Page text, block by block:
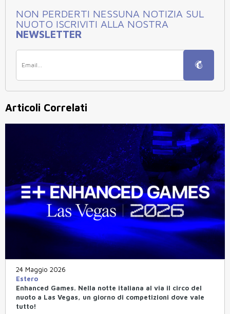
NON PERDERTI NESSUNA NOTIZIA SUL
NUOTO ISCRIVITI ALLA NOSTRA
NEWSLETTER
Articoli Correlati
24 Maggio 2026
Estero
Enhanced Games. Nella notte italiana al via il circo del
nuoto a Las Vegas, un giorno di competizioni dove vale
tutto!